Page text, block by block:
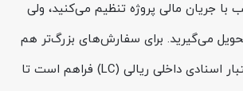
با جریان مالی پروژه تنظیم می‌کنید، ولی
می‌گیرید. برای سفارش‌های بزرگ‌تر هم
امکان استفاده از اعتبار اسنادی داخلی ریالی (LC) فراهم است تا